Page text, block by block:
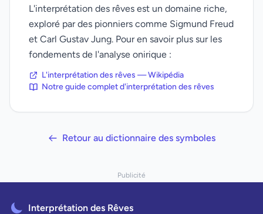
L'interprétation des rêves est un domaine riche,
exploré par des pionniers comme Sigmund Freud
et Carl Gustav Jung. Pour en savoir plus sur les
fondements de l'analyse onirique :
L'interprétation des rêves — Wikipédia
Notre guide complet d'interprétation des rêves
Retour au dictionnaire des symboles
Publicité
Interprétation des Rêves